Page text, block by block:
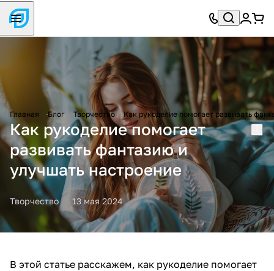
Главная Блог Творчество Как рукоделие помогает развивать
Как рукоделие помогает
развивать фантазию и
улучшать настроение
Творчество 13 мая 2024
В этой статье расскажем, как рукоделие помогает